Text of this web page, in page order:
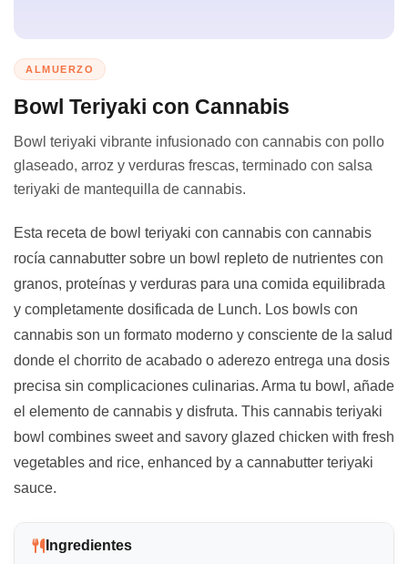
ALMUERZO
Bowl Teriyaki con Cannabis
Bowl teriyaki vibrante infusionado con cannabis con pollo
glaseado, arroz y verduras frescas, terminado con salsa
teriyaki de mantequilla de cannabis.
Esta receta de bowl teriyaki con cannabis con cannabis
rocía cannabutter sobre un bowl repleto de nutrientes con
granos, proteínas y verduras para una comida equilibrada
y completamente dosificada de Lunch. Los bowls con
cannabis son un formato moderno y consciente de la salud
donde el chorrito de acabado o aderezo entrega una dosis
precisa sin complicaciones culinarias. Arma tu bowl, añade
el elemento de cannabis y disfruta. This cannabis teriyaki
bowl combines sweet and savory glazed chicken with fresh
vegetables and rice, enhanced by a cannabutter teriyaki
sauce.
Ingredientes